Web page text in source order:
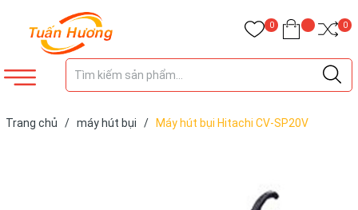
0 0
Trang chủ / máy hút bụi / Máy hút bụi Hitachi CV-SP20V